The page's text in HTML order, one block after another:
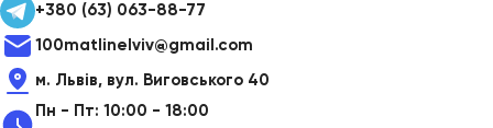
+380 (63) 063-88-77
100matlinelviv@gmail.com
м. Львів, вул. Виговського 40
Пн - Пт: 10:00 - 18:00